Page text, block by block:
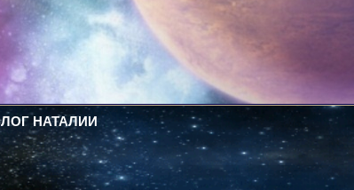
НАТАЛИИ